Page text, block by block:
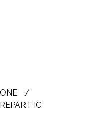
IC